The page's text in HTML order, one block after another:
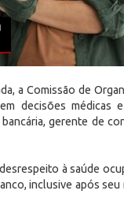
a Comissão de
decisões
gerente de
à saúde
inclusive após